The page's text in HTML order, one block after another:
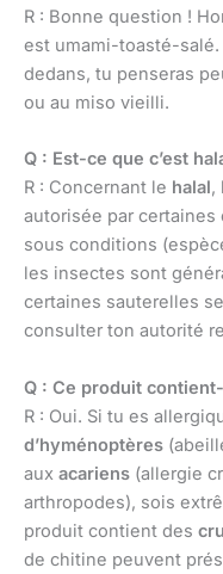
R : Bonne question !
est umami-toasté-salé.
dedans, tu penseras
ou au miso vieilli.
Q : Est-ce que c’est
R : Concernant le halal,
autorisée par
sous conditions
les insectes sont
certaines sauterelles
consulter ton autorité
Q : Ce produit
R : Oui. Si tu es
d’hyménoptères
aux acariens (allergie
arthropodes), sois
produit contient des
de chitine peuvent